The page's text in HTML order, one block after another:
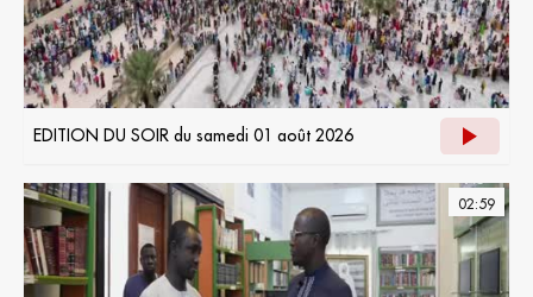
EDITION DU SOIR du samedi 01 août 2026
02:59